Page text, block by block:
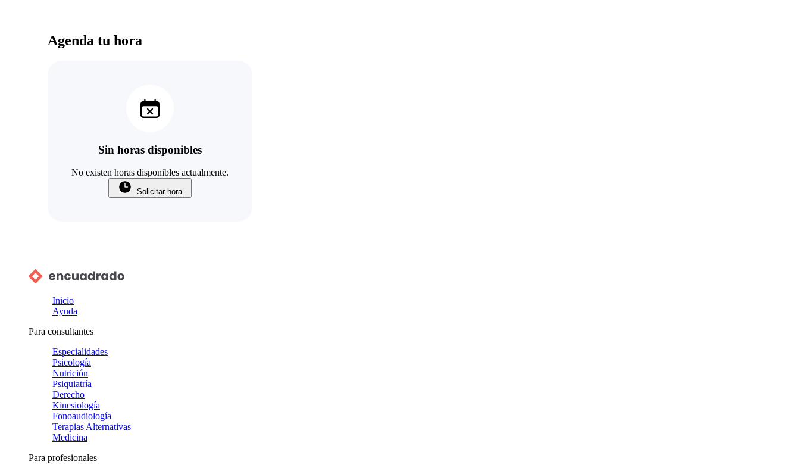
Agenda tu hora
Sin horas disponibles
No existen horas disponibles actualmente.
Solicitar hora
Inicio
Ayuda
Para consultantes
Especialidades
Psicología
Nutrición
Psiquiatría
Derecho
Kinesiología
Fonoaudiología
Terapias Alternativas
Medicina
Para profesionales